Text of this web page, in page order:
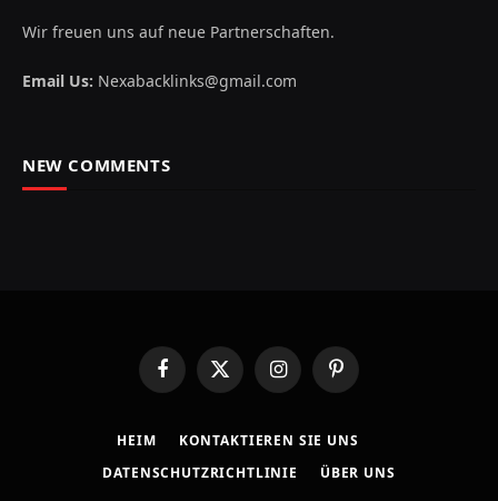
Wir freuen uns auf neue Partnerschaften.
Email Us: Nexabacklinks@gmail.com
NEW COMMENTS
FacebookX
(Twitter)
InstagramPinterest
HEIM
KONTAKTIEREN SIE UNS
DATENSCHUTZRICHTLINIE
ÜBER UNS